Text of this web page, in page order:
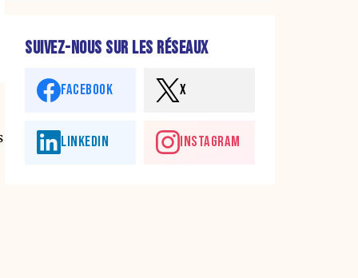
SUIVEZ-NOUS SUR LES RÉSEAUX
FACEBOOK X
LINKEDIN INSTAGRAM